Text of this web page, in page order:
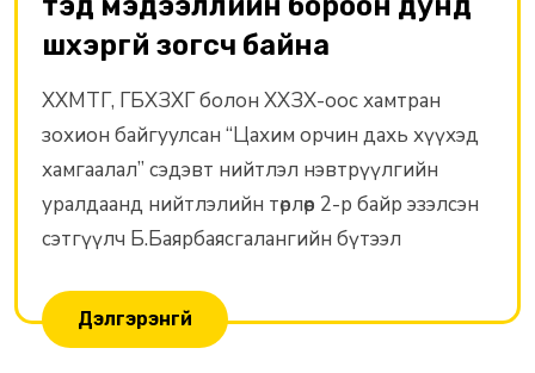
шүхэргүй зогсч байна
ХХМТГ, ГБХЗХГ болон ХХЗХ-оос хамтран
зохион байгуулсан “Цахим орчин дахь хүүхэд
хамгаалал” сэдэвт нийтлэл нэвтрүүлгийн
уралдаанд нийтлэлийн төрлөөр 2-р байр эзэлсэн
сэтгүүлч Б.Баярбаясгалангийн бүтээл
Дэлгэрэнгүй